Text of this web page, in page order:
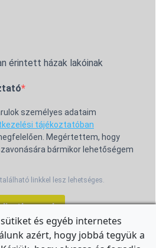
érintett házak lakóinak
személyes adataim
tájékoztatóban
Megértettem, hogy
bármikor lehetőségem
linkkel lesz lehetséges.
és egyéb internetes
azért, hogy jobbá tegyük a